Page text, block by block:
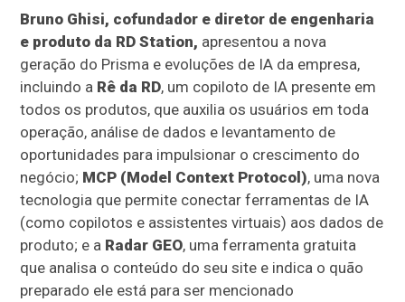
Bruno Ghisi, cofundador e diretor de engenharia
e produto da RD Station, apresentou a nova
geração do Prisma e evoluções de IA da empresa,
incluindo a Rê da RD, um copiloto de IA presente em
todos os produtos, que auxilia os usuários em toda
operação, análise de dados e levantamento de
oportunidades para impulsionar o crescimento do
negócio; MCP (Model Context Protocol), uma nova
tecnologia que permite conectar ferramentas de IA
(como copilotos e assistentes virtuais) aos dados de
produto; e a Radar GEO, uma ferramenta gratuita
que analisa o conteúdo do seu site e indica o quão
preparado ele está para ser mencionado